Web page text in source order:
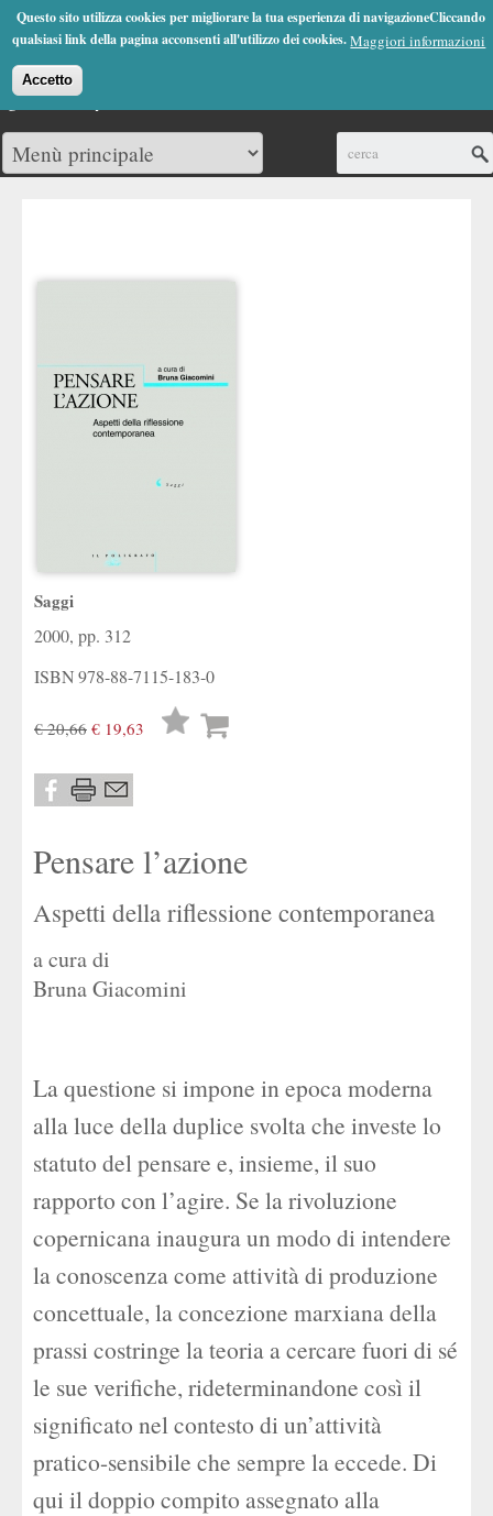
Questo sito utilizza cookies per migliorare la tua esperienza di navigazioneCliccando
qualsiasi link della pagina acconsenti all'utilizzo dei cookies.Maggiori informazioni
Accetto
Jump to Navigation
(0)
Saggi
2000, pp. 312
ISBN978-88-7115-183-0
€ 20,66 € 19,63
Lista
Pensare l’azione
Aspetti della riflessione contemporanea
a cura di
Bruna Giacomini
La questione si impone in epoca moderna
alla luce della duplice svolta che investe lo
statuto del pensare e, insieme, il suo
rapporto con l’agire. Se la rivoluzione
copernicana inaugura un modo di intendere
la conoscenza come attività di produzione
concettuale, la concezione marxiana della
prassi costringe la teoria a cercare fuori di sé
le sue verifiche, rideterminandone così il
significato nel contesto di un’attività
pratico-sensibile che sempre la eccede. Di
qui il doppio compito assegnato alla